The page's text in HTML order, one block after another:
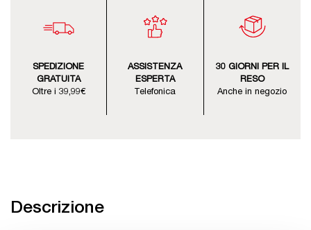
SPEDIZIONE
GRATUITA
Oltre i 39,99€
ASSISTENZA
ESPERTA
Telefonica
30 GIORNI PER IL
RESO
Anche in negozio
Descrizione